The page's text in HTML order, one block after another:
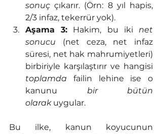
sonuç çıkarır. (Örn: 8 yıl hapis,
2/3 infaz, tekerrür yok).
Aşama 3: Hakim, bu iki net
sonucu (net ceza, net infaz
süresi, net hak mahrumiyetleri)
toplamda failin lehine ise o
kanunu bir bütün
olarak uygular.
Bu ilke, kanun koyucunun